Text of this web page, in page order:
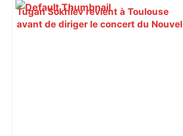
Tugan Sokhiev revient à Toulouse
avant de diriger le concert du Nouvel